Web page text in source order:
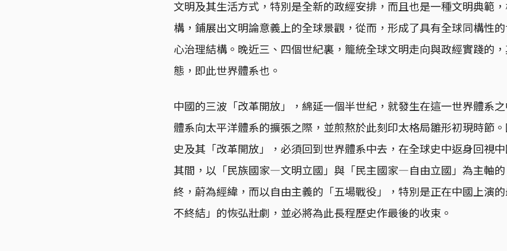
文明及其生活方式，特別是全新的政經安排，而且也是一種文明典範
構，鋪展出文明論意義上的全球景觀，從而，形成了具有全球同構性
心治理結構。晚近三、四個世紀裏，籠統全球文明走向與政經實踐的
態，即此世界體系也。
中國的三波「改革開放」，綿延一個半世紀，就發生在這一世界體系
體系向太平洋體系的擴張之際，並煎熬於此刻印太格局雛形初現時節
史及其「改革開放」，必須回到世界體系中去，在全球史中返身回視
其間，以「民族國家—文明立國」與「民主國家—自由立國」為主軸
終，蔚為經緯，而以自由主義的「五場戰役」，特別是正在中國上演
不終結」的恢弘壯劇，並必將為此長程歷史作最後的收束。